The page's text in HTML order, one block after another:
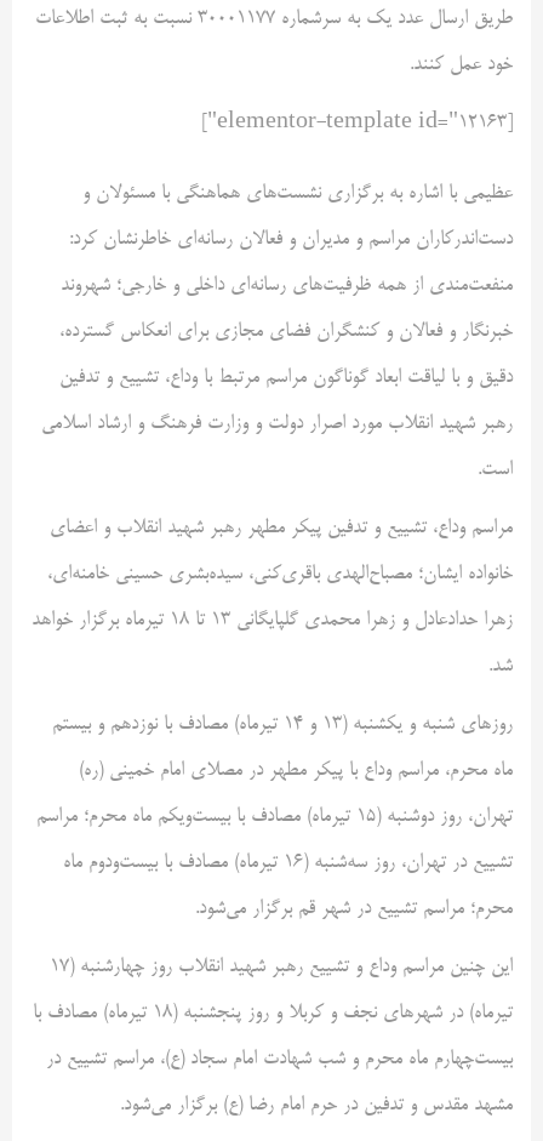
طریق ارسال عدد یک به سرشماره ۳۰۰۰۱۱۷۷ نسبت به ثبت اطلاعات
خود عمل کنند.
عظیمی با اشاره به برگزاری نشست‌های هماهنگی با مسئولان و
دست‌اندرکاران مراسم و مدیران و فعالان رسانه‌ای خاطرنشان کرد:
منفعت‌مندی از همه ظرفیت‌های رسانه‌ای داخلی و خارجی؛ شهروند
خبرنگار و فعالان و کنشگران فضای مجازی برای انعکاس گسترده،
دقیق و با لیاقت ابعاد گوناگون مراسم مرتبط با وداع، تشییع و تدفین
رهبر شهید انقلاب مورد اصرار دولت و وزارت فرهنگ و ارشاد اسلامی
است.
مراسم وداع، تشییع و تدفین پیکر مطهر رهبر شهید انقلاب و اعضای
خانواده ایشان؛ مصباح‌الهدی باقری‌کنی، سیده‌بشری حسینی خامنه‌ای،
زهرا حدادعادل و زهرا محمدی گلپایگانی ۱۳ تا ۱۸ تیرماه برگزار خواهد
شد.
روزهای شنبه و یکشنبه (۱۳ و ۱۴ تیرماه) مصادف با نوزدهم و بیستم
ماه محرم، مراسم وداع با پیکر مطهر در مصلای امام خمینی (ره)
تهران، روز دوشنبه (۱۵ تیرماه) مصادف با بیست‌ویکم ماه محرم؛ مراسم
تشییع در تهران، روز سه‌شنبه (۱۶ تیرماه) مصادف با بیست‌ودوم ماه
محرم؛ مراسم تشییع در شهر قم برگزار می‌شود.
این چنین مراسم وداع و تشییع رهبر شهید انقلاب روز چهارشنبه (۱۷
تیرماه) در شهرهای نجف و کربلا و روز پنجشنبه (۱۸ تیرماه) مصادف با
بیست‌چهارم ماه محرم و شب شهادت امام سجاد (ع)، مراسم تشییع در
مشهد مقدس و تدفین در حرم امام‌ رضا (ع) برگزار می‌شود.